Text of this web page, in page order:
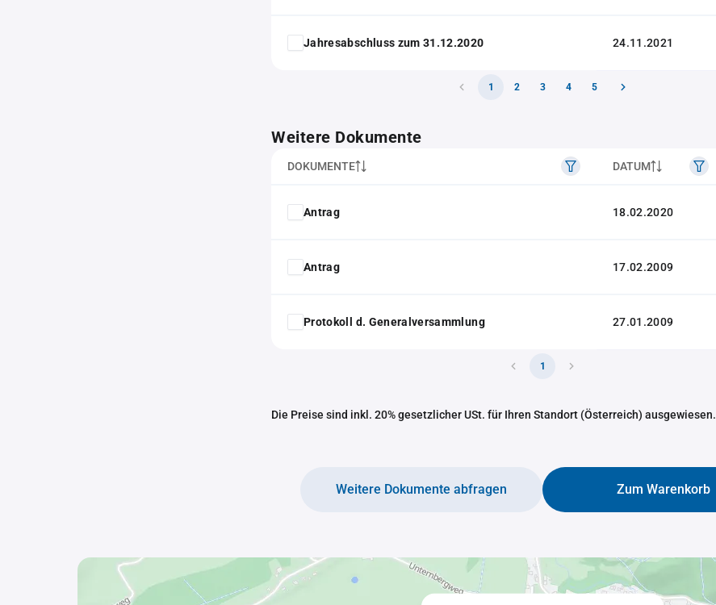
Jahresabschluss zum 31.12.2020 24.11.2021
1 2 3 4 5
Weitere Dokumente
DOKUMENTE DATUM
Antrag 18.02.2020
Antrag 17.02.2009
Protokoll d. Generalversammlung 27.01.2009
1
Die Preise sind inkl. 20% gesetzlicher USt. für Ihren Standort (Österreich) ausgewiesen.
Zum Warenkorb
Weitere Dokumente abfragen